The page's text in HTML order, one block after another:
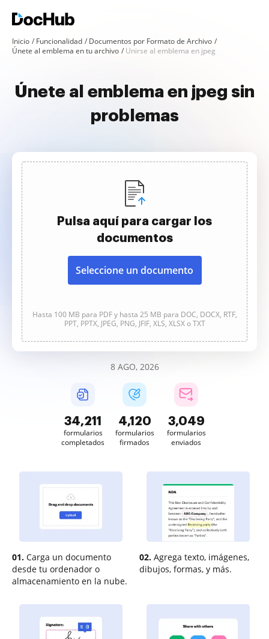
Inicio Funcionalidad
Documentos por Formato de Archivo
Únete al emblema en tu archivo
Unirse al emblema en jpeg
Únete al emblema en jpeg sin
problemas
Pulsa aquí para cargar los
documentos
Seleccione un documento
Hasta 100 MB para PDF y hasta 25 MB para DOC, DOCX, RTF,
PPT, PPTX, JPEG, PNG, JFIF, XLS, XLSX o TXT
8 AGO, 2026
34,211
formularios
completados
4,120
formularios
firmados
3,049
formularios
enviados
01. Carga un documento
desde tu ordenador o
almacenamiento en la nube.
02. Agrega texto, imágenes,
dibujos, formas, y más.